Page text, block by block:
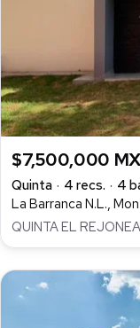
$7,500,000
Quinta
4 recs. 4
La Barranca N.L.,
QUINTA EL